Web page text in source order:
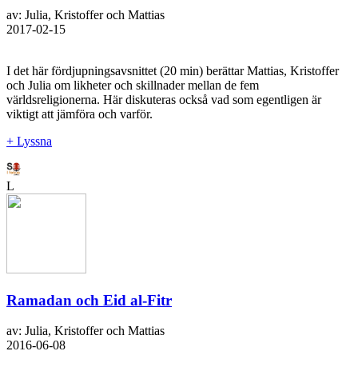
av: Julia, Kristoffer och Mattias
2017-02-15
I det här fördjupningsavsnittet (20 min) berättar Mattias, Kristoffer
och Julia om likheter och skillnader mellan de fem
världsreligionerna. Här diskuteras också vad som egentligen är
viktigt att jämföra och varför.
+ Lyssna
L
Ramadan och Eid al-Fitr
av: Julia, Kristoffer och Mattias
2016-06-08